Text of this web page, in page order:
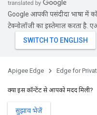
Google आपकी पसंदीदा भाषा में
टेक्नोलॉजी का इस्तेमाल करता है.
Apigee Edge Edge for
क्या इस कॉन्टेंट से आपको मदद मिली?
सुझाव भेजें